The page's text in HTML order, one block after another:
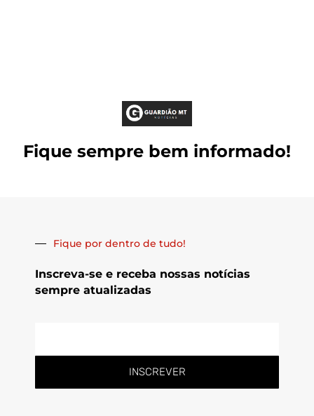
Fique sempre bem informado!
Fique por dentro de tudo!
Inscreva-se e receba nossas notícias
sempre atualizadas
INSCREVER